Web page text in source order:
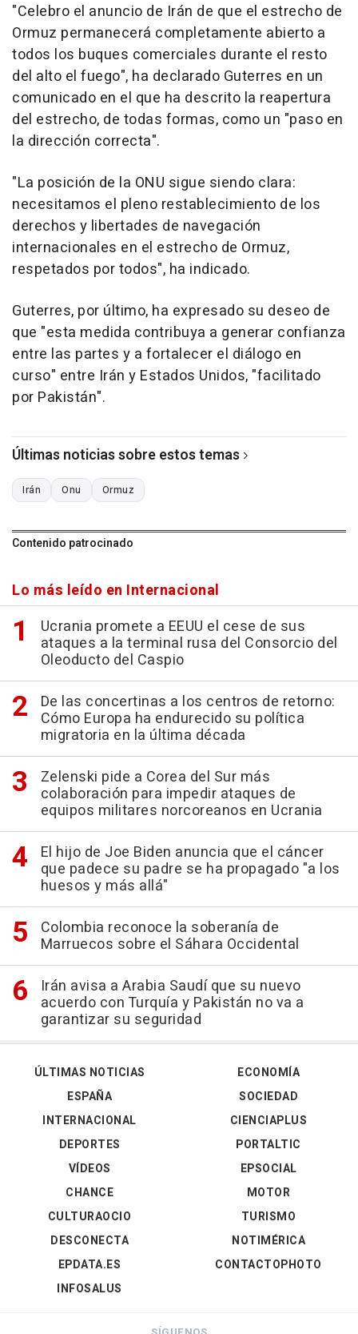
"Celebro el anuncio de Irán de que el estrecho de
Ormuz permanecerá completamente abierto a
todos los buques comerciales durante el resto
del alto el fuego", ha declarado Guterres en un
comunicado en el que ha descrito la reapertura
del estrecho, de todas formas, como un "paso en
la dirección correcta".
"La posición de la ONU sigue siendo clara:
necesitamos el pleno restablecimiento de los
derechos y libertades de navegación
internacionales en el estrecho de Ormuz,
respetados por todos", ha indicado.
Guterres, por último, ha expresado su deseo de
que "esta medida contribuya a generar confianza
entre las partes y a fortalecer el diálogo en
curso" entre Irán y Estados Unidos, "facilitado
por Pakistán".
Últimas noticias sobre estos temas
Irán Onu Ormuz
Contenido patrocinado
Lo más leído en Internacional
Ucrania promete a EEUU el cese de sus
ataques a la terminal rusa del Consorcio del
Oleoducto del Caspio
De las concertinas a los centros de retorno:
Cómo Europa ha endurecido su política
migratoria en la última década
Zelenski pide a Corea del Sur más
colaboración para impedir ataques de
equipos militares norcoreanos en Ucrania
El hijo de Joe Biden anuncia que el cáncer
que padece su padre se ha propagado "a los
huesos y más allá"
Colombia reconoce la soberanía de
Marruecos sobre el Sáhara Occidental
Irán avisa a Arabia Saudí que su nuevo
acuerdo con Turquía y Pakistán no va a
garantizar su seguridad
ÚLTIMAS NOTICIAS
ESPAÑA
INTERNACIONAL
DEPORTES
VÍDEOS
ECONOMÍA
SOCIEDAD
CIENCIAPLUS
PORTALTIC
EPSOCIAL
CHANCE
CULTURAOCIO
DESCONECTA
EPDATA.ES
INFOSALUS
MOTOR
TURISMO
NOTIMÉRICA
CONTACTOPHOTO